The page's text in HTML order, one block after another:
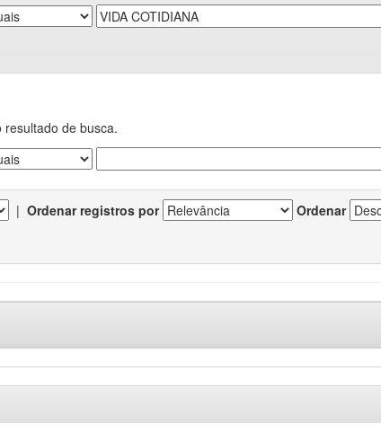
de busca.
| Ordenar registros por Ordenar